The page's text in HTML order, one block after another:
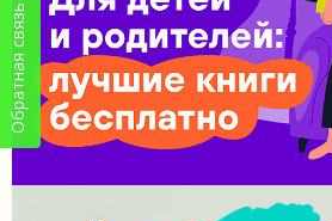
Обратная связь